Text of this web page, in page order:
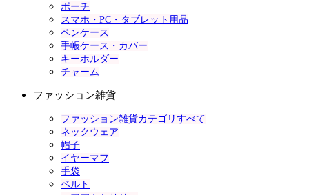
ポーチ
スマホ・PC・タブレット用品
ペンケース
手帳ケース・カバー
キーホルダー
チャーム
ファッション雑貨
ファッション雑貨カテゴリすべて
ネックウェア
帽子
イヤーマフ
手袋
ベルト